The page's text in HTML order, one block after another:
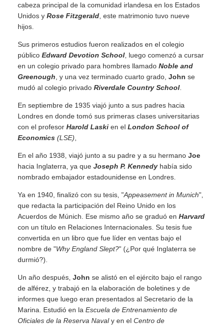
cabeza principal de la comunidad irlandesa en los Estados
Unidos y Rose Fitzgerald , este matrimonio tuvo nueve
hijos.
Sus primeros estudios fueron realizados en el colegio
público Edward Devotion School , luego comenzó a cursar
en un colegio privado para hombres llamado Noble and
Greenough , y una vez terminado cuarto grado, John se
mudó al colegio privado Riverdale Country School
En septiembre de 1935 viajó junto a sus padres hacia
Londres en donde tomó sus primeras clases universitarias
con el profesor Harold Laski en el London School of
Economics (LSE)
En el año 1938, viajó junto a su padre y a su hermano Joe
hacia Inglaterra, ya que Joseph P. Kennedy había sido
nombrado embajador estadounidense en Londres.
Ya en 1940, finalizó con su tesis, "Appeasement in Munich",
que redacta la participación del Reino Unido en los
Acuerdos de Múnich. Ese mismo año se graduó en Harvard
con un título en Relaciones Internacionales. Su tesis fue
convertida en un libro que fue líder en ventas bajo el
nombre de "Why England Slept?" (¿Por qué Inglaterra se
durmió?).
Un año después, John se alistó en el ejército bajo el rango
de alférez, y trabajó en la elaboración de boletines y de
informes que luego eran presentados al Secretario de la
Marina. Estudió en la Escuela de Entrenamiento de
Oficiales de la Reserva Navaly en el Centro de